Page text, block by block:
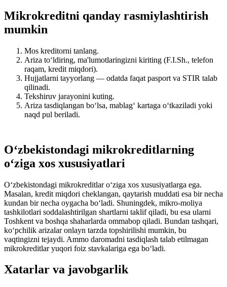
Mikrokreditni qanday rasmiylashtirish
mumkin
Mos kreditorni tanlang.
Ariza to‘ldiring, ma'lumotlaringizni kiriting (F.I.Sh., telefon
raqam, kredit miqdori).
Hujjatlarni tayyorlang — odatda faqat pasport va STIR talab
qilinadi.
Tekshiruv jarayonini kuting.
Ariza tasdiqlangan bo‘lsa, mablag‘ kartaga o‘tkaziladi yoki
naqd pul beriladi.
O‘zbekistondagi mikrokreditlarning
o‘ziga xos xususiyatlari
O‘zbekistondagi mikrokreditlar o‘ziga xos xususiyatlarga ega.
Masalan, kredit miqdori cheklangan, qaytarish muddati esa bir necha
kundan bir necha oygacha bo‘ladi. Shuningdek, mikro-moliya
tashkilotlari soddalashtirilgan shartlarni taklif qiladi, bu esa ularni
Toshkent va boshqa shaharlarda ommabop qiladi. Bundan tashqari,
ko‘pchilik arizalar onlayn tarzda topshirilishi mumkin, bu
vaqtingizni tejaydi. Ammo daromadni tasdiqlash talab etilmagan
mikrokreditlar yuqori foiz stavkalariga ega bo‘ladi.
Xatarlar va javobgarlik